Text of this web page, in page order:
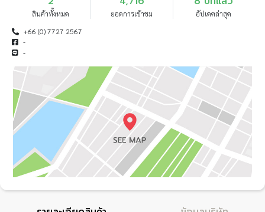
สินค้าทั้งหมด ยอดการเข้าชม
อัปเดตล่าสุด
+66 (0) 7727 2567
-
-